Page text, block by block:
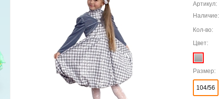
Артикул:
Наличие:
Кол-во:
Цвет:
Размер:
104/56